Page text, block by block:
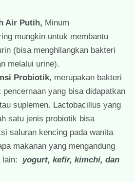
Air Putih, Minum
mungkin untuk membantu
(bisa menghilangkan bakteri
melalui urine).
Probiotik, merupakan bakteri
pencernaan yang bisa didapatkan
suplemen. Lactobacillus yang
satu jenis probiotik bisa
saluran kencing pada wanita
makanan yang mengandung
lain: yogurt, kefir, kimchi, dan